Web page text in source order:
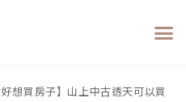
好想買房子】山上中古透天可以買